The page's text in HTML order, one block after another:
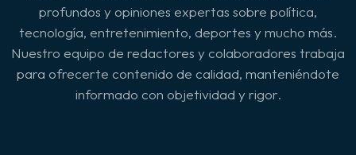
profundos y opiniones expertas sobre política,
tecnología, entretenimiento, deportes y mucho más.
Nuestro equipo de redactores y colaboradores trabaja
para ofrecerte contenido de calidad, manteniéndote
informado con objetividad y rigor.